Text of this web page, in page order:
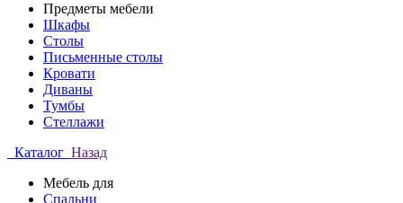
Предметы мебели
Шкафы
Столы
Письменные столы
Кровати
Диваны
Тумбы
Стеллажи
Каталог Назад
Мебель для
Спальни